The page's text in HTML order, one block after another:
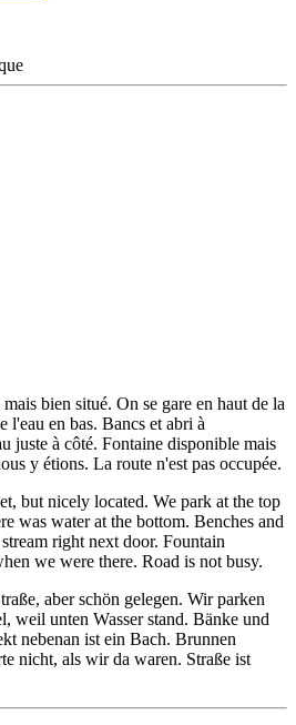
bien situé. On se gare en haut de la
l'eau en bas. Bancs et abri à
juste à côté. Fontaine disponible mais
y étions. La route n'est pas occupée.
but nicely located. We park at the top
was water at the bottom. Benches and
right next door. Fountain
we were there. Road is not busy.
aber schön gelegen. Wir parken
weil unten Wasser stand. Bänke und
nebenan ist ein Bach. Brunnen
nicht, als wir da waren. Straße ist